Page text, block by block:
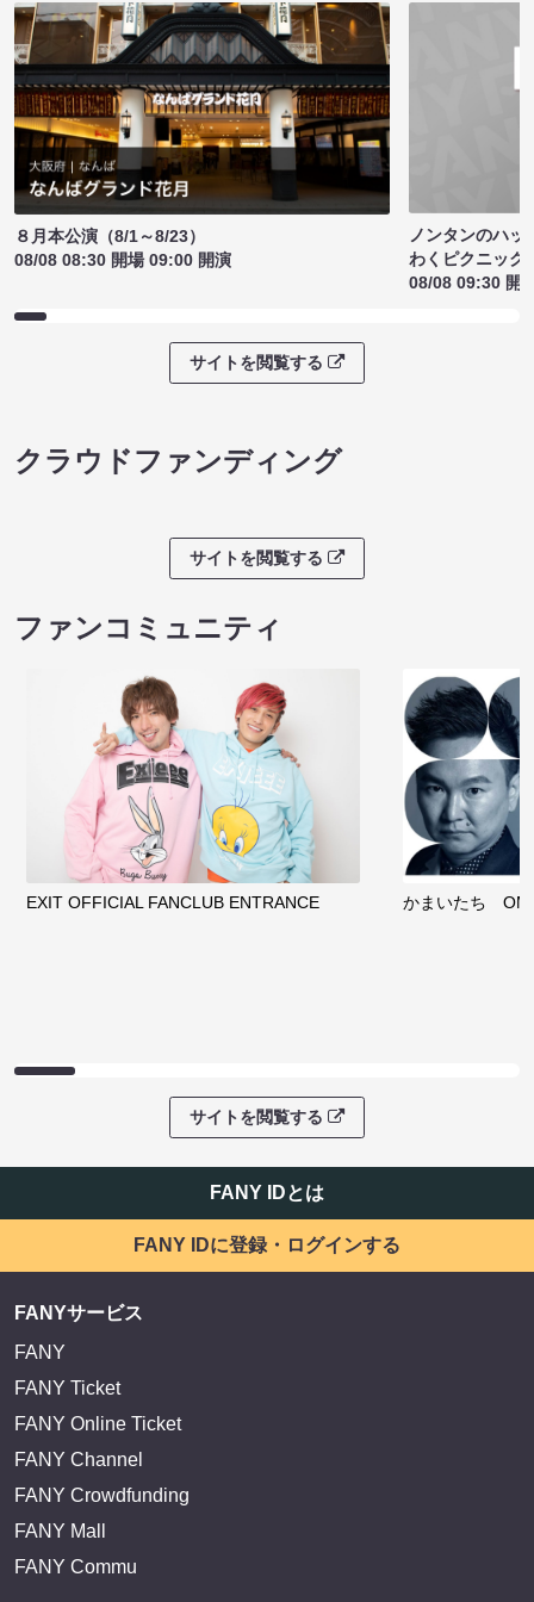
８月本公演（8/1～8/23）
08/08 08:30 開場 09:00 開演
ノンタンのハッ
わくピクニック
08/08 09:30 開
サイトを閲覧する
クラウドファンディング
サイトを閲覧する
ファンコミュニティ
EXIT OFFICIAL FANCLUB ENTRANCE かまいたち
サイトを閲覧する
FANY IDとは
FANY IDに登録・ログインする
FANYサービス
FANY
FANY Ticket
FANY Online Ticket
FANY Channel
FANY Crowdfunding
FANY Mall
FANY Commu